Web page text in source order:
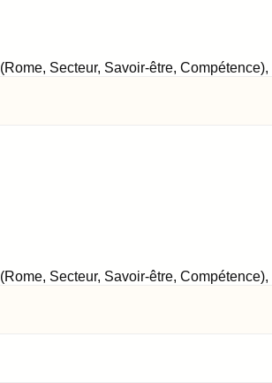
Secteur, Savoir-être, Compétence),
Secteur, Savoir-être, Compétence),